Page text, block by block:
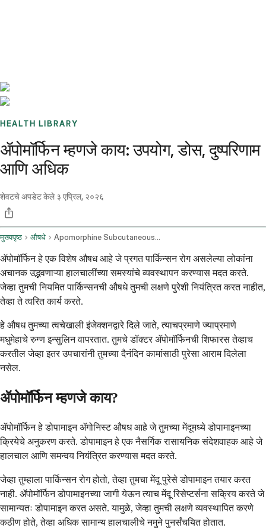
HEALTH LIBRARY
ॲपोमॉर्फिन म्हणजे काय: उपयोग, डोस, दुष्परिणाम
आणि अधिक
शेवटचे अपडेट केले ३ एप्रिल, २०२६
मुख्यपृष्ठ औषधे Apomorphine Subcutaneous Route
ॲपोमॉर्फिन हे एक विशेष औषध आहे जे प्रगत पार्किन्सन रोग असलेल्या लोकांना
अचानक उद्भवणाऱ्या हालचालींच्या समस्यांचे व्यवस्थापन करण्यास मदत करते.
जेव्हा तुमची नियमित पार्किन्सनची औषधे तुमची लक्षणे पुरेशी नियंत्रित करत नाहीत,
तेव्हा ते त्वरित कार्य करते.
हे औषध तुमच्या त्वचेखाली इंजेक्शनद्वारे दिले जाते, त्याचप्रमाणे ज्याप्रमाणे
मधुमेहाचे रुग्ण इन्सुलिन वापरतात. तुमचे डॉक्टर ॲपोमॉर्फिनची शिफारस तेव्हाच
करतील जेव्हा इतर उपचारांनी तुमच्या दैनंदिन कामांसाठी पुरेसा आराम दिलेला
नसेल.
ॲपोमॉर्फिन म्हणजे काय?
ॲपोमॉर्फिन हे डोपामाइन ॲगोनिस्ट औषध आहे जे तुमच्या मेंदूमध्ये डोपामाइनच्या
क्रियेचे अनुकरण करते. डोपामाइन हे एक नैसर्गिक रासायनिक संदेशवाहक आहे जे
हालचाल आणि समन्वय नियंत्रित करण्यास मदत करते.
जेव्हा तुम्हाला पार्किन्सन रोग होतो, तेव्हा तुमचा मेंदू पुरेसे डोपामाइन तयार करत
नाही. ॲपोमॉर्फिन डोपामाइनच्या जागी येऊन त्याच मेंदू रिसेप्टर्सना सक्रिय करते जे
सामान्यतः डोपामाइन करत असते. यामुळे, जेव्हा तुमची लक्षणे व्यवस्थापित करणे
कठीण होते, तेव्हा अधिक सामान्य हालचालीचे नमुने पुनर्संचयित होतात.